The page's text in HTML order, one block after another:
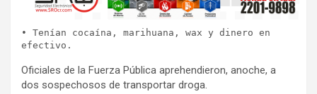
• Tenían cocaína, marihuana, wax y dinero en
efectivo.
Oficiales de la Fuerza Pública aprehendieron, anoche, a
dos sospechosos de transportar droga.